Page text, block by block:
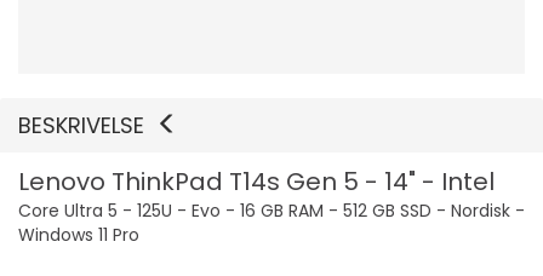
BESKRIVELSE
Lenovo ThinkPad T14s Gen 5 - 14" - Intel
Core Ultra 5 - 125U - Evo - 16 GB RAM - 512 GB SSD - Nordisk -
Windows 11 Pro